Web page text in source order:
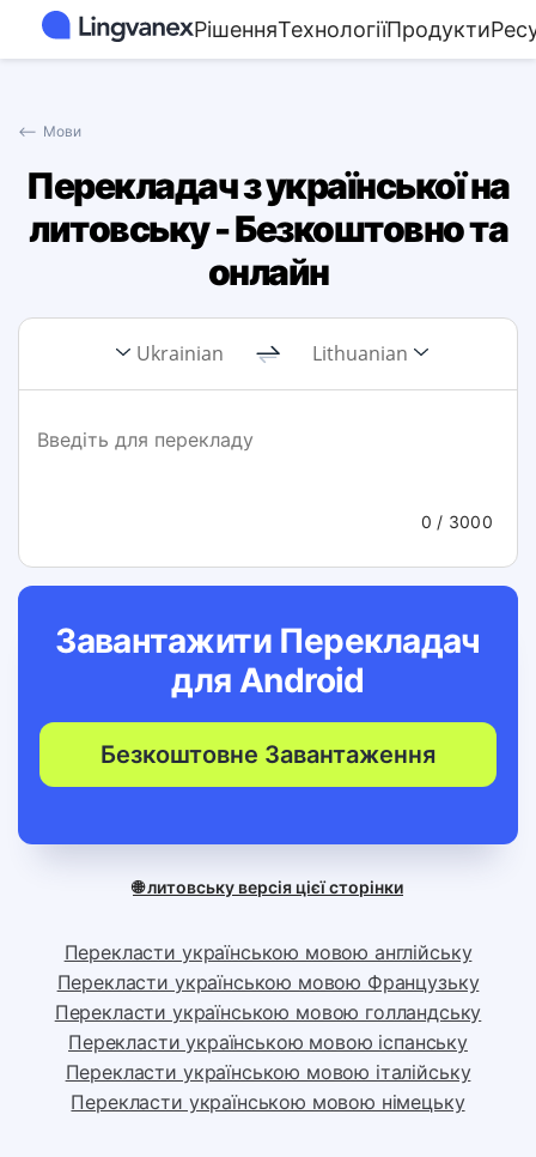
РішенняТехнологіїПродукти
⟵ Мови
Перекладач з української на
литовську - Безкоштовно та
онлайн
Ukrainian Lithuanian
0 / 3000
Завантажити Перекладач
для Android
Безкоштовне Завантаження
🌐 литовську версія цієї сторінки
Перекласти українською мовою англійську
Перекласти українською мовою Французьку
Перекласти українською мовою голландську
Перекласти українською мовою іспанську